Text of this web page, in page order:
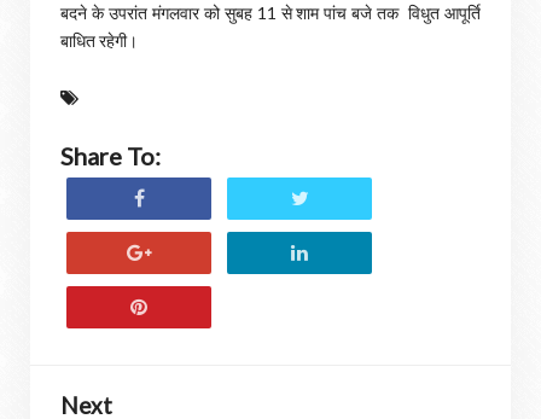
बदने के उपरांत मंगलवार को सुबह 11 से शाम पांच बजे तक विधुत आपूर्ति
बाधित रहेगी।
Share To:
Next